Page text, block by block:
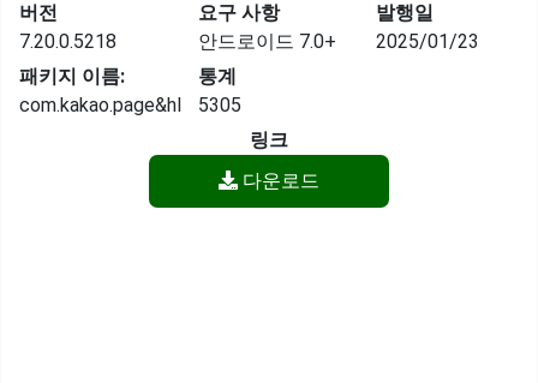
버전
7.20.0.5218
요구 사항
안드로이드 7.0+
발행일
2025/01/23
패키지 이름:
com.kakao.page&hl
통계
5305
링크
다운로드